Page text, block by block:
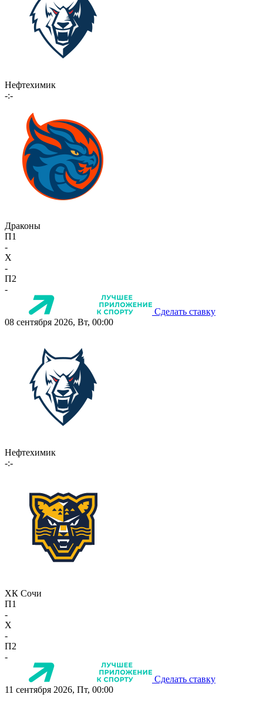
Нефтехимик
-:-
Драконы
П1
-
X
-
П2
-
Сделать ставку
08 сентября 2026, Вт, 00:00
Нефтехимик
-:-
ХК Сочи
П1
-
X
-
П2
-
Сделать ставку
11 сентября 2026, Пт, 00:00